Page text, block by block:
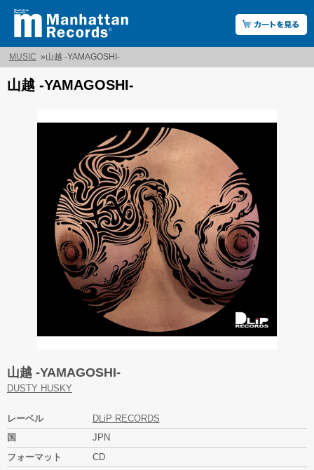
MUSIC »山越 -YAMAGOSHI-
山越 -YAMAGOSHI-
山越 -YAMAGOSHI-
DUSTY HUSKY
レーベル
DLiP RECORDS
国
JPN
フォーマット
CD